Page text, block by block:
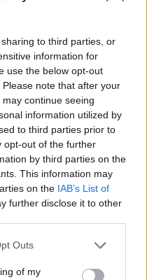
to third parties, or
information for
use the below opt-out
note that after your
continue seeing
information utilized by
to third parties prior to
opt-out of the further
by third parties on the
This information may
on the IAB’s List of
further disclose it to other
one or more Google
You may click to
Outs
of my